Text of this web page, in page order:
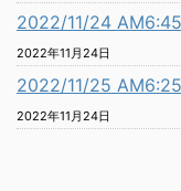
2022/11/24
2022年11月24日
2022/11/25
2022年11月24日